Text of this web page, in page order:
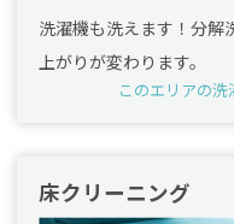
洗濯機も洗えます！分解
上がりが変わります。
このエリアの
床クリーニング